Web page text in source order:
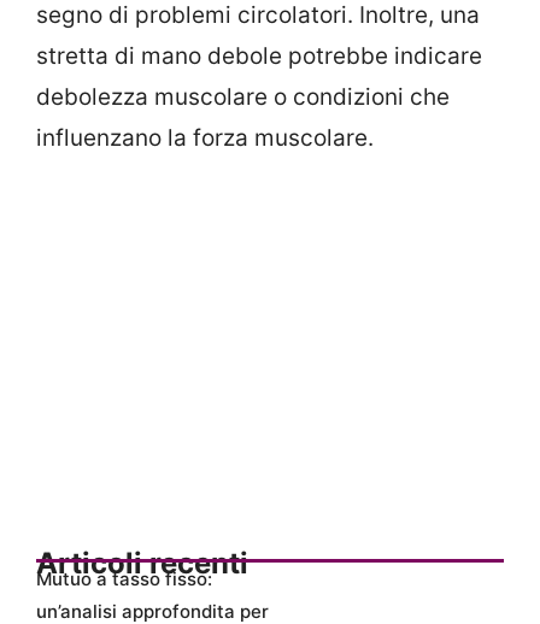
segno di problemi circolatori. Inoltre, una
stretta di mano debole potrebbe indicare
debolezza muscolare o condizioni che
influenzano la forza muscolare.
Articoli recenti
Mutuo a tasso fisso:
un’analisi approfondita per